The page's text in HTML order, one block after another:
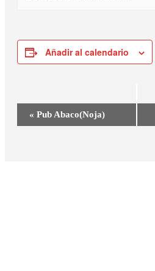
Añadir al calendario
Navegación
« Pub Abaco(Noja)